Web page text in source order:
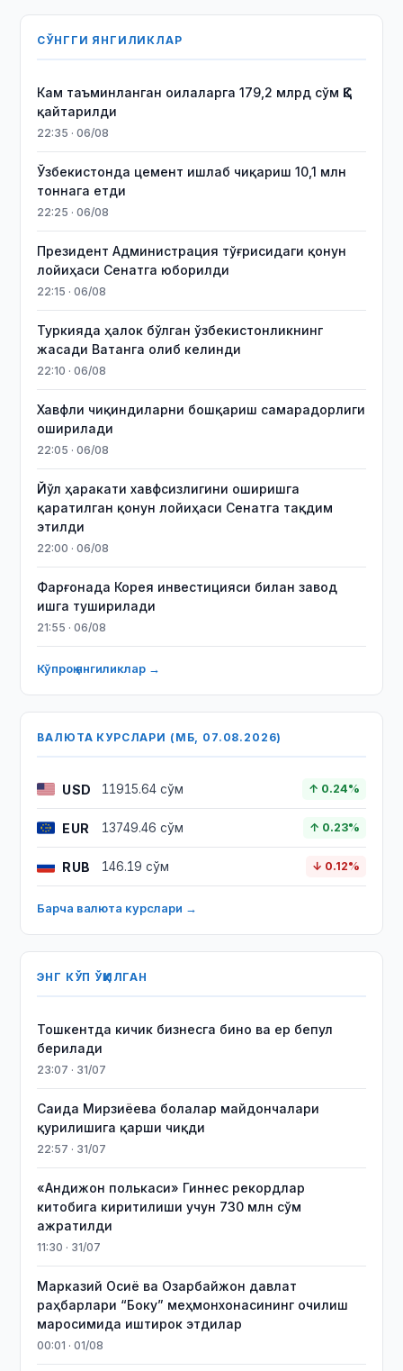
СЎНГГИ ЯНГИЛИКЛАР
Кам таъминланган оилаларга 179,2 млрд сўм ҚҚС
қайтарилди
22:35 · 06/08
Ўзбекистонда цемент ишлаб чиқариш 10,1 млн
тоннага етди
22:25 · 06/08
Президент Администрация тўғрисидаги қонун
лойиҳаси Сенатга юборилди
22:15 · 06/08
Туркияда ҳалок бўлган ўзбекистонликнинг
жасади Ватанга олиб келинди
22:10 · 06/08
Хавфли чиқиндиларни бошқариш самарадорлиги
оширилади
22:05 · 06/08
Йўл ҳаракати хавфсизлигини оширишга
қаратилган қонун лойиҳаси Сенатга тақдим
этилди
22:00 · 06/08
Фарғонада Корея инвестицияси билан завод
ишга туширилади
21:55 · 06/08
Кўпроқ янгиликлар →
ВАЛЮТА КУРСЛАРИ (МБ, 07.08.2026)
USD 11915.64 сўм ↑ 0.24%
EUR 13749.46 сўм ↑ 0.23%
RUB 146.19 сўм ↓ 0.12%
Барча валюта курслари →
ЭНГ КЎП ЎҚИЛГАН
Тошкентда кичик бизнесга бино ва ер бепул
берилади
23:07 · 31/07
Саида Мирзиёева болалар майдончалари
қурилишига қарши чиқди
22:57 · 31/07
«Андижон полькаси» Гиннес рекордлар
китобига киритилиши учун 730 млн сўм
ажратилди
11:30 · 31/07
Марказий Осиё ва Озарбайжон давлат
раҳбарлари “Боку” меҳмонхонасининг очилиш
маросимида иштирок этдилар
00:01 · 01/08